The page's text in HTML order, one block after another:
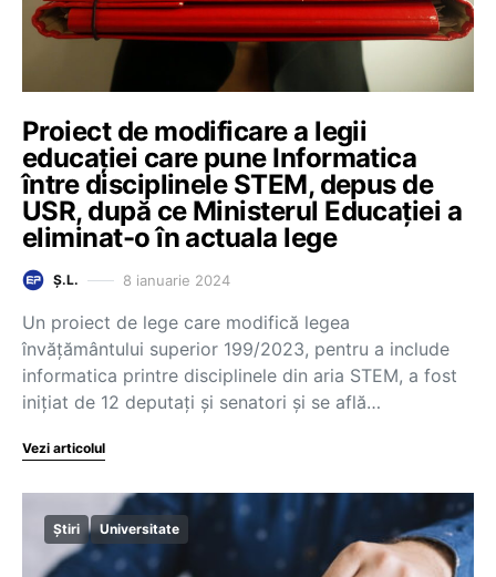
Proiect de modificare a legii
educației care pune Informatica
între disciplinele STEM, depus de
USR, după ce Ministerul Educației a
eliminat-o în actuala lege
Ș.L. 8 ianuarie 2024
Un proiect de lege care modifică legea
învățământului superior 199/2023, pentru a include
informatica printre disciplinele din aria STEM, a fost
inițiat de 12 deputați și senatori și se află…
Vezi articolul
Știri Universitate